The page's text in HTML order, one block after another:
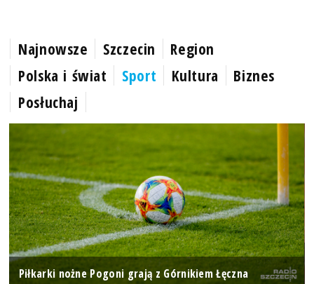
Najnowsze Szczecin
Region
Polska i świat
Sport Kultura
Biznes
Posłuchaj
Piłkarki nożne Pogoni grają z Górnikiem Łęczna